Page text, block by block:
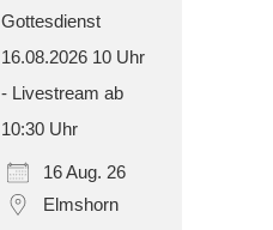
Gottesdienst
16.08.2026 10 Uhr
- Livestream ab
10:30 Uhr
16 Aug. 26
Elmshorn